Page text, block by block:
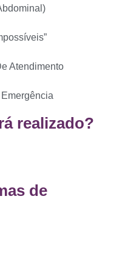
Atendimento
realizado?
de